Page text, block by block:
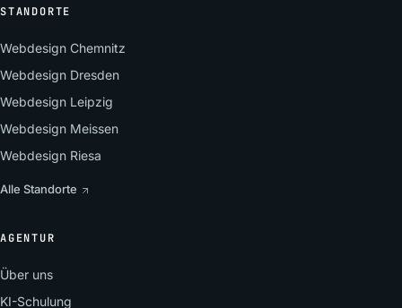
STANDORTE
Webdesign Chemnitz
Webdesign Dresden
Webdesign Leipzig
Webdesign Meissen
Webdesign Riesa
Alle Standorte
AGENTUR
Über uns
KI-Schulung